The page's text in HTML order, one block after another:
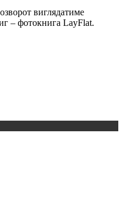
виглядатиме
– фотокнига LayFlat.